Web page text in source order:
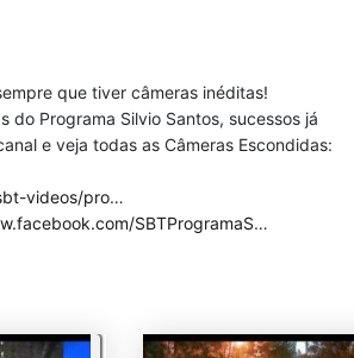
que tiver câmeras inéditas!
do Programa Silvio Santos, sucessos já
e veja todas as Câmeras Escondidas:
videos/pro…
SBTProgramaS…